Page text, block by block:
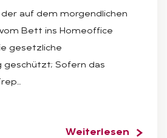
auf dem morgendlichen
Bett ins Homeoffice
gesetzliche
geschützt; Sofern das
Weiterlesen